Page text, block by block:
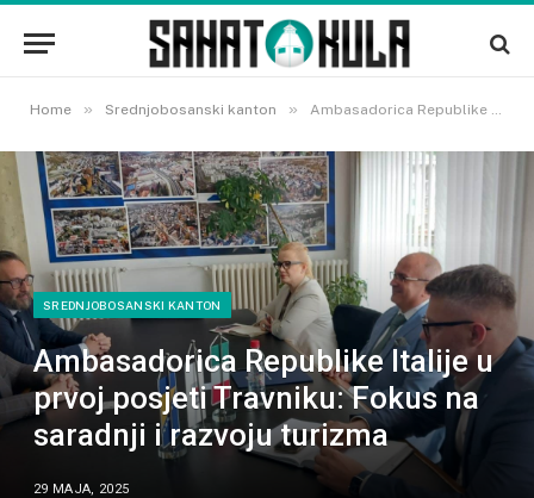
Home » Srednjobosanski kanton » Ambasadorica Republike Italije u prvoj posjeti Travniku: Fokus na saradnji i razvoju turizma
SREDNJOBOSANSKI KANTON
Ambasadorica Republike Italije u
prvoj posjeti Travniku: Fokus na
saradnji i razvoju turizma
29 MAJA, 2025